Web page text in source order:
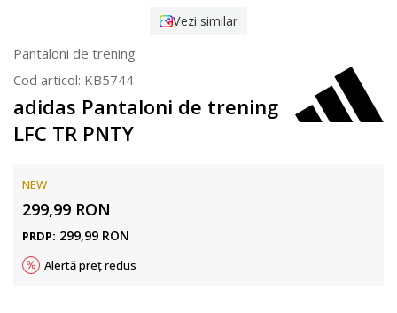
Vezi similar
Pantaloni de trening
Cod articol: KB5744
adidas Pantaloni de trening
LFC TR PNTY
NEW
299,99 RON
PRDP: 299,99 RON
Alertă preț redus